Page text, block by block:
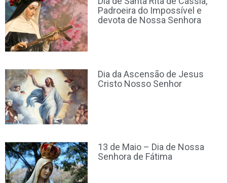
Padroeira do Impossível e
devota de Nossa Senhora
Dia da Ascensão de Jesus
Cristo Nosso Senhor
13 de Maio – Dia de Nossa
Senhora de Fátima